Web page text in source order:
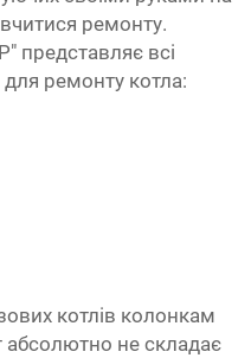
ремонту.
представляє всі
для ремонту котла:
котлів колонкам
абсолютно не складає